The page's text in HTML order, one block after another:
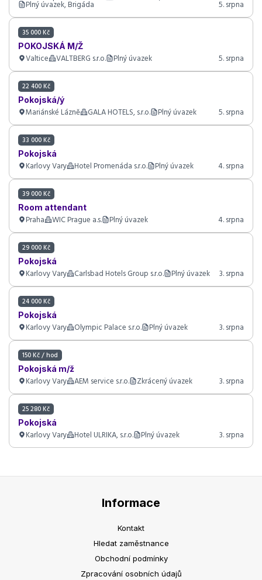
Plný úvazek, Brigáda 5. srpna
35 000 Kč
POKOJSKÁ M/Ž
Valtice VALTBERG s.r.o. Plný úvazek 5. srpna
22 400 Kč
Pokojská/ý
Mariánské Lázně GALA HOTELS, s.r.o. Plný úvazek 5. srpna
33 000 Kč
Pokojská
Karlovy Vary Hotel Promenáda s.r.o. Plný úvazek 4. srpna
39 000 Kč
Room attendant
Praha WIC Prague a.s. Plný úvazek 4. srpna
29 000 Kč
Pokojská
Karlovy Vary Carlsbad Hotels Group s.r.o. Plný úvazek 3. srpna
24 000 Kč
Pokojská
Karlovy Vary Olympic Palace s.r.o. Plný úvazek 3. srpna
150 Kč / hod
Pokojská m/ž
Karlovy Vary AEM service s.r.o. Zkrácený úvazek 3. srpna
25 280 Kč
Pokojská
Karlovy Vary Hotel ULRIKA, s.r.o. Plný úvazek 3. srpna
Informace
Kontakt
Hledat zaměstnance
Obchodní podmínky
Zpracování osobních údajů